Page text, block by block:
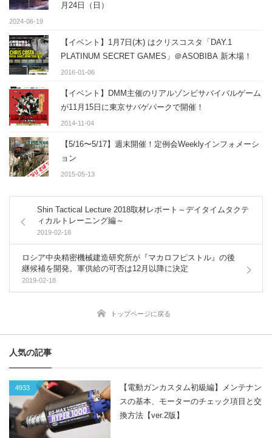
月24日（日）
2024-06-19
【イベント】1月7日(木) はクリスコスタ「DAY.1
PLATINUM SECRET GAMES」＠ASOBIBA 新木場！
2016-01-06
【イベント】DMM主催のリアルゾンビサバイバルゲーム
が11月15日に東京サバゲパークで開催！
2014-11-04
【5/16〜5/17】週末開催！定例会Weeklyインフォメーシ
ョン
2015-05-13
Shin Tactical Lecture 2018取材レポート～デイタイムタクテ
ィカルトレーニング編～
2019-02-18
ロシア中央精密機械建造研究所が『マカロフピストル』の後
継候補を開発。軍供給の可否は12月以降に決定
2019-02-18
トップページに戻る
人気の記事
4933
【電動ガンカスタム初級編】メンテナン
スの基本、モーターのチェック項目と交
換方法【ver.2版】